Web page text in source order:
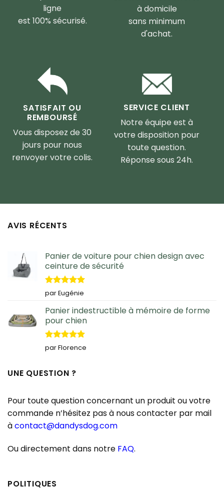
ligne
est 100% sécurisé.
à domicile
sans minimum
d'achat.
SATISFAIT OU
REMBOURSÉ
Vous disposez de 30
jours pour nous
renvoyer votre colis.
SERVICE CLIENT
Notre équipe est à
votre disposition pour
toute question.
Réponse sous 24h.
AVIS RÉCENTS
Panier de voiture pour chien design avec
ceinture de sécurité
Note5sur
5
par Eugénie
Panier indestructible à mémoire de forme
pour chien
Note5sur
5
par Florence
UNE QUESTION ?
Pour toute question concernant un produit ou votre
commande n’hésitez pas à nous contacter par mail
àcontact@dandysdog.com
Ou directement dans notre FAQ.
POLITIQUES